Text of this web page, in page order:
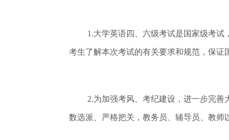
1.大学英语四、六级考试是国家级考
考生了解本次考试的有关要求和规范，保证
2.为加强考风、考纪建设，进一步完
数选派、严格把关，教务员、辅导员、教